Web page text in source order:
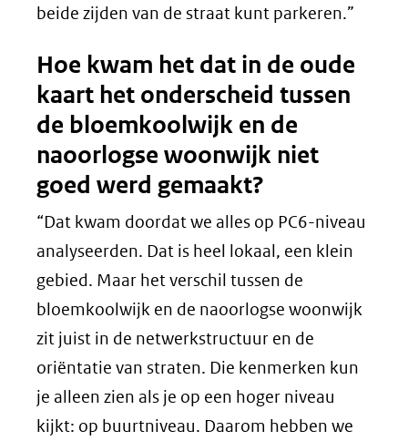
beide zijden van de straat kunt parkeren.”
Hoe kwam het dat in de oude
kaart het onderscheid tussen
de bloemkoolwijk en de
naoorlogse woonwijk niet
goed werd gemaakt?
“Dat kwam doordat we alles op PC6-niveau
analyseerden. Dat is heel lokaal, een klein
gebied. Maar het verschil tussen de
bloemkoolwijk en de naoorlogse woonwijk
zit juist in de netwerkstructuur en de
oriëntatie van straten. Die kenmerken kun
je alleen zien als je op een hoger niveau
kijkt: op buurtniveau. Daarom hebben we